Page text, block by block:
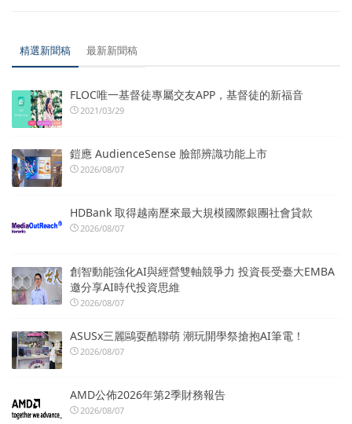
精選新聞稿 最新新聞稿
FLOC唯一基督徒專屬交友APP，基督徒的新福音
2021/03/29
鎧應 AudienceSense 臉部辨識功能上市
2026/08/07
HDBank 取得越南歷來最大規模國際銀團社會貸款
2026/08/07
創智動能強化AI與經營雙軸競爭力 投資長受臺大EMBA
邀分享AI時代投資思維
2026/08/07
ASUSx三麗鷗耍酷聯萌 潮玩開學祭搶抱AI筆電！
2026/08/07
AMD公佈2026年第2季財務報告
2026/08/07